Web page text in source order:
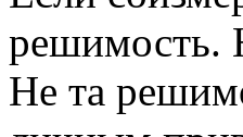
решимость.
Не та